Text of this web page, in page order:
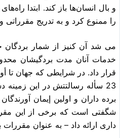
و بال انسان‌ها باز کند. ابتدا
را ممنوع کرد و به تدریج
مى شد آن کنیز از شمار بردگان
خدمات آنان مدت بردگیشان
قرار داد. در شرایطى که جهان تا
23 سأله رسالتتش در این
برده داران و اولین إیمان
شگفتى است که برخى از این
دارى ارائه داد – به عنوان